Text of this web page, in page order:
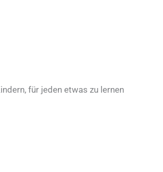
für jeden etwas zu lernen